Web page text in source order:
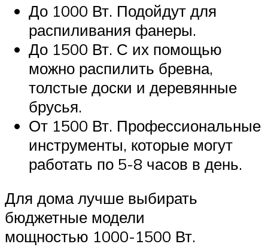
До 1000 Вт. Подойдут для
распиливания фанеры.
До 1500 Вт. С их помощью
можно распилить бревна,
толстые доски и деревянные
брусья.
От 1500 Вт. Профессиональные
инструменты, которые могут
работать по 5-8 часов в день.
Для дома лучше выбирать
бюджетные модели
мощностью 1000-1500 Вт.